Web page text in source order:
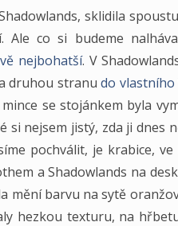
sklidila
Ale co si budeme
nejbohatší. V
druhou stranudo
se stojánkem byla
nejsem jistý, zda ji dnes
pochválit, je krabice,
a Shadowlands na
mění barvu na sytě
hezkou texturu, na